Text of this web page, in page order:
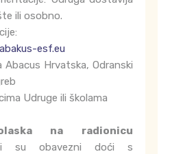
ili osobno.
esf.eu
Hrvatska, Odranski
Udruge ili školama
na radionicu
su obavezni doći s